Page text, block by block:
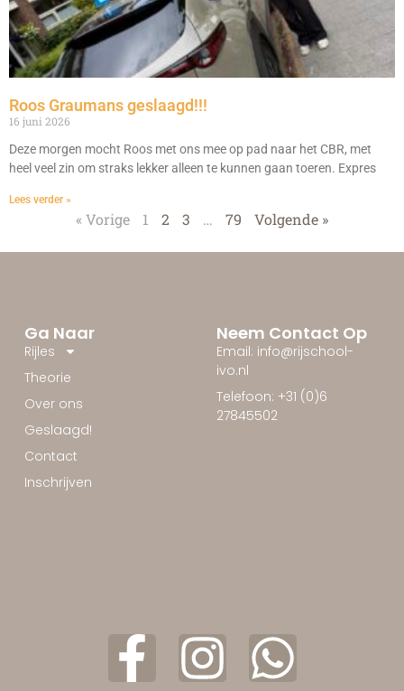
Roos Graumans geslaagd!!!
16 juni 2026
Deze morgen mocht Roos met ons mee op pad naar het CBR, met
heel veel zin om straks lekker alleen te kunnen gaan toeren. Expres
Lees verder »
« Vorige 1 2 3 … 79 Volgende »
Ga Naar
Rijles
Theorie
Over ons
Geslaagd!
Contact
Inschrijven
Neem Contact Op
Email: info@rijschool-
ivo.nl
Telefoon: +31 (0)6
27845502